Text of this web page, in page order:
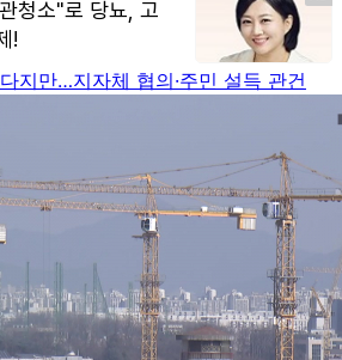
지만…지자체 협의·주민 설득 관건